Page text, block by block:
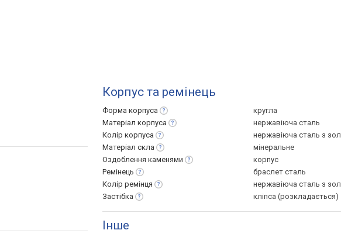
Корпус та ремінець
Форма корпуса
кругла
Матеріал корпуса
нержавіюча сталь
Колір корпуса
нержавіюча сталь з
Матеріал скла
мінеральне
Оздоблення каменями
корпус
Ремінець
браслет сталь
Колір ремінця
нержавіюча сталь з
Застібка
кліпса (розкладається)
Інше